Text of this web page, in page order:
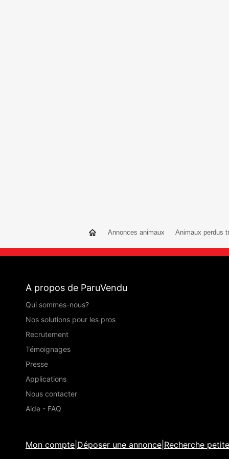
Annonces animaux Animaux perdus
A propos de ParuVendu
Qui sommes-nous?
Nos solutions pour les pros
Recrutement
Témoignages
Presse
Applications
Nous contacter
Aide - FAQ
Mon compte Déposer une annonce Recherche